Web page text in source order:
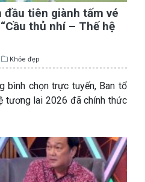
đầu tiên giành tấm vé
thủ nhí – Thế hệ
Khỏe đẹp
bình chọn trực tuyến, Ban tổ
tương lai 2026 đã chính thức